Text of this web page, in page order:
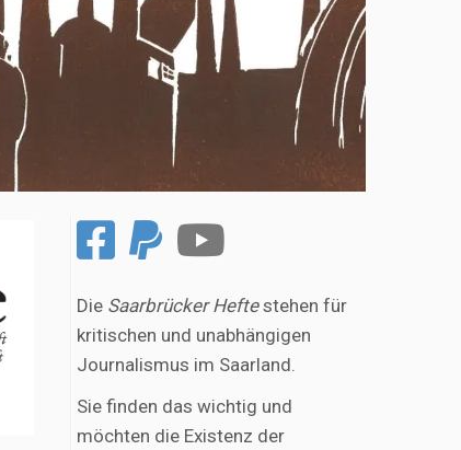
Die Saarbrücker Heftestehen für
kritischen und unabhängigen
Journalismus im Saarland.
Sie finden das wichtig und
möchten die Existenz der